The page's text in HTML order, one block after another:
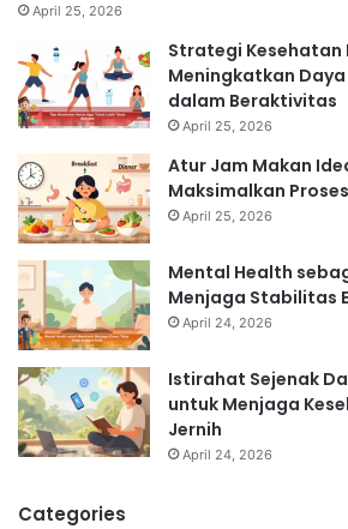
April 25, 2026
Strategi Kesehatan
Meningkatkan
dalam Beraktivitas
April 25, 2026
Atur Jam Makan
Maksimalkan
April 25, 2026
Mental Health
Menjaga Stabilitas
April 24, 2026
Istirahat Sejenak
untuk Menjaga
Jernih
April 24, 2026
Categories